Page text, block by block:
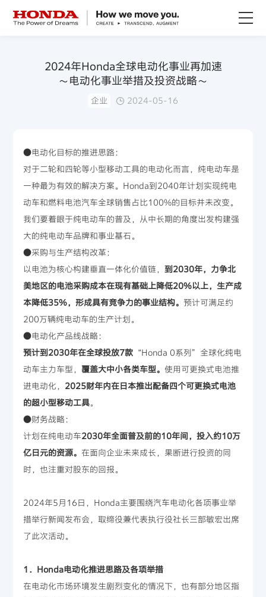
技术创新
赛事运动
新闻资讯
2024年Honda全球电动化事业再加速
～电动化事业举措及投资战略～
企业 2024-05-16
●电动化目标的推进思路：
对于二轮和四轮等小型移动工具的电动化而言，纯电动车是
一种最为有效的解决方案。Honda到2040年计划实现纯电
动车和燃料电池汽车全球销售占比100%的目标并未改变。
我们要着眼于纯电动车的普及，从中长期的角度出发构建强
大的纯电动车品牌和事业基石。
●采购与生产结构改革：
以电池为核心构建垂直一体化价值链，到2030年，力争北
美地区的电池采购成本在现有基础上降低20%以上，生产成
本降低35%，形成具有竞争力的事业结构。预计可满足约
200万辆纯电动车的生产计划。
●电动化产品线战略：
预计到2030年在全球投放7款 “Honda 0系列”全球化纯电
动车主力车型，覆盖大中小各类车型。 使用可更换式电池推
进电动化， 2025财年内在日本推出配备四个可更换式电池
的超小型移动工具。
●财务战略：
计划在纯电动车2030年全面普及前的10年间，投入约10万
亿日元的资源。 在面向企业未来成长，果断进行投资的同
时，也注重对股东的回报。
2024年5月16日，Honda主要围绕汽车电动化各项事业举
措举行新闻发布会，取缔役兼代表执行役社长三部敏宏出席
了此次活动。
1．Honda电动化推进思路及各项举措
在电动化市场环境发生剧烈变化的情况下，也有部分地区指